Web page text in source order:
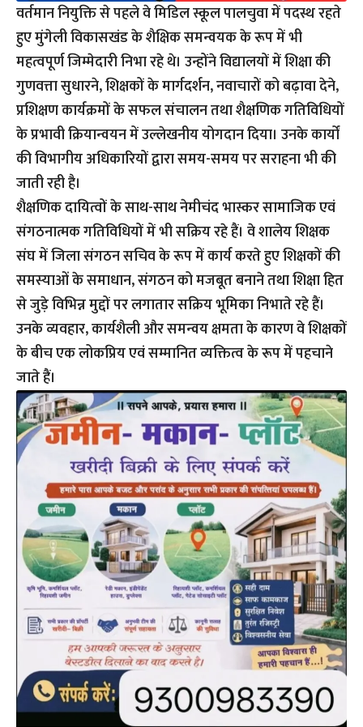
वर्तमान नियुक्ति से पहले वे मिडिल स्कूल पालचुवा में पदस्थ रहते
हुए मुंगेली विकासखंड के शैक्षिक समन्वयक के रूप में भी
महत्वपूर्ण जिम्मेदारी निभा रहे थे। उन्होंने विद्यालयों में शिक्षा की
गुणवत्ता सुधारने, शिक्षकों के मार्गदर्शन, नवाचारों को बढ़ावा देने,
प्रशिक्षण कार्यक्रमों के सफल संचालन तथा शैक्षणिक गतिविधियों
के प्रभावी क्रियान्वयन में उल्लेखनीय योगदान दिया। उनके कार्यों
की विभागीय अधिकारियों द्वारा समय-समय पर सराहना भी की
जाती रही है।
शैक्षणिक दायित्वों के साथ-साथ नेमीचंद भास्कर सामाजिक एवं
संगठनात्मक गतिविधियों में भी सक्रिय रहे हैं। वे शालेय शिक्षक
संघ में जिला संगठन सचिव के रूप में कार्य करते हुए शिक्षकों की
समस्याओं के समाधान, संगठन को मजबूत बनाने तथा शिक्षा हित
से जुड़े विभिन्न मुद्दों पर लगातार सक्रिय भूमिका निभाते रहे हैं।
उनके व्यवहार, कार्यशैली और समन्वय क्षमता के कारण वे शिक्षकों
के बीच एक लोकप्रिय एवं सम्मानित व्यक्तित्व के रूप में पहचाने
जाते हैं।